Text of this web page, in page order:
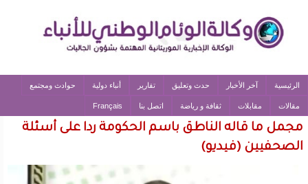
الرئيسية آخر الأخبار حدث وتعليق تقارير أنباء دولية حوادث ومجتمع
مقالات مقابلات ثقافة و رياضة اتصل بنا Français
مجمل ما قاله الناطق باسم الحكومة ردا على أسئلة
الصحفيين (فيديو)